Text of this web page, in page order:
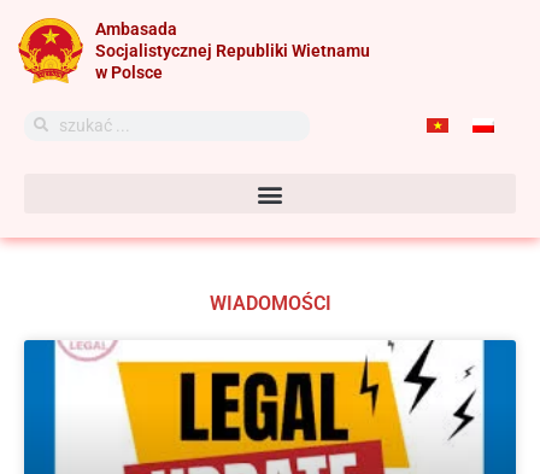
treści
Ambasada
Socjalistycznej Republiki Wietnamu
w Polsce
SzukajSzukaj
WIADOMOŚCI